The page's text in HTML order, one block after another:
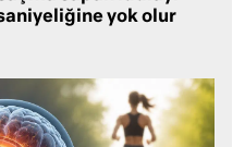
yok olur